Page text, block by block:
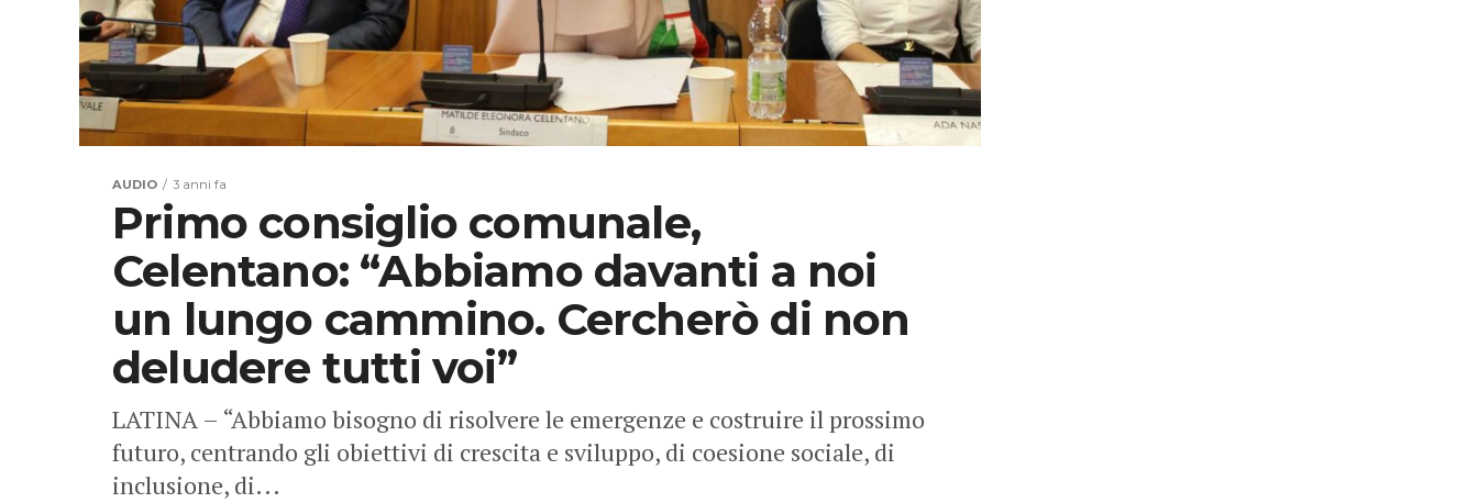
AUDIO 3 anni fa
Primo consiglio comunale,
Celentano: “Abbiamo davanti a noi
un lungo cammino. Cercherò di non
deludere tutti voi”
LATINA – “Abbiamo bisogno di risolvere le emergenze e costruire il prossimo
futuro, centrando gli obiettivi di crescita e sviluppo, di coesione sociale, di
inclusione, di...